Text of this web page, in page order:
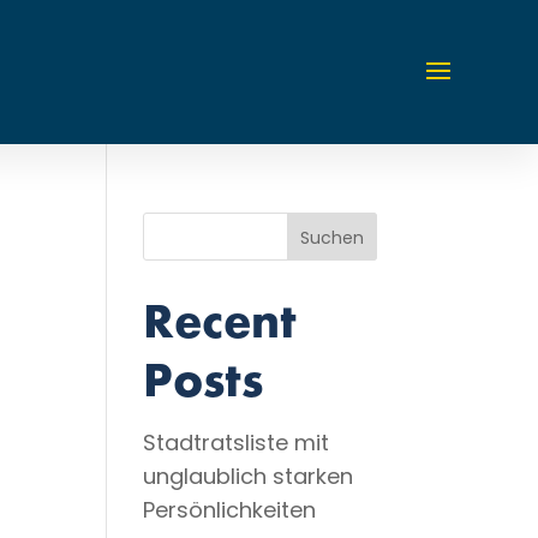
Suchen
Recent
Posts
Stadtratsliste mit
unglaublich starken
Persönlichkeiten